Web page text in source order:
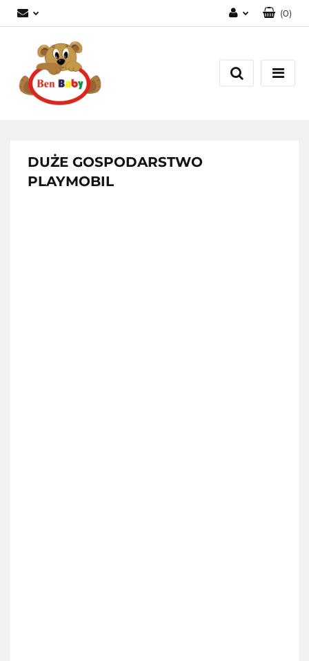
Zarejestruj się
Dodaj zgłoszenie
(0)
DUŻE GOSPODARSTWO
PLAYMOBIL